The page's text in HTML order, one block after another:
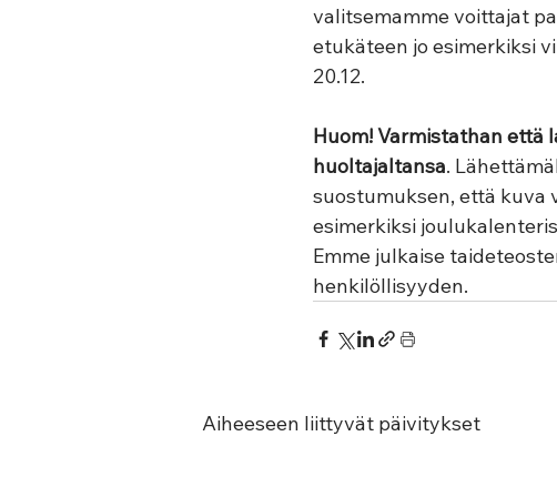
valitsemamme voittajat
etukäteen jo esimerkiksi
20.12.
Huom! Varmistathan että
huoltajaltansa.
suostumuksen, että kuva
esimerkiksi
Emme julkaise
henkilöllisyyden.
Aiheeseen liittyvät päivitykset